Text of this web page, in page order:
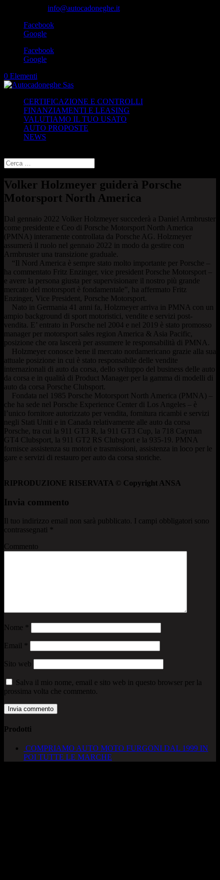
info@autocadoneghe.it
Facebook
Google
Facebook
Google
0 Elementi
CERTIFICAZIONE E CONTROLLI
FINANZIAMENTI E LEASING
VALUTIAMO IL TUO USATO
AUTO PROPOSTE
NEWS
Volker Holzmeyer guiderà Porsche
Motorsport North America
Dal gennaio 2022 Volker Holzmeyer succederà a Daniel Armbruster
come presidente e Ceo di Porsche Motorsport North America
(PMNA) interamente controllata da Porsche AG. Holzmeyer
assumerà il ruolo nel gennaio 2022 in modo da gestire con
Armbruster una transizione graduale.
“Il Nord America è sempre stato molto importante per Porsche –
ha commentato Fritz Enzinger, vice president Porsche Motorsport –
e avere la persona giusta per supervisionare il nostro più grande
mercato del motorsport è fondamentale”, ha affermato Fritz
Enzinger, Vice President, Porsche Motorsport.
Nato in Germania 41 anni fa, Holzmeyer arriva in PMNA con un
ampio background di sport motoristici, vendite e servizi post-
vendita. E’ entrato in Porsche nel 2004 e nel 2019 è stato promosso
manager per motorsport sales region America & Asia Pacific,
posizione che ora lascerà per assumere le responsabilità di PMNA.
Holzmeyer conosce bene il mercato nordamericano grazie alla sua
attuale posizione in cui è stato responsabile delle vendite
internazionali di auto da corsa, dello sviluppo del business delle auto
da corsa e in qualità di Product Manager per la gamma di modelli di
auto da corsa Porsche Clubsport.
Fondata nel 1985 Porsche Motorsport North America (PMNA) –
che ha sede nel Porsche Experience Center di Los Angeles – è
l’unico fornitore autorizzato per vendita, fornitura ricambi e servizi
negli Stati Uniti e in Canada relativamente alle auto da corsa
Porsche, tra cui la 911 GT3 R, la 911 GT3 Cup, la 718 Cayman
GT4 Clubsport, la 911 GT2 RS Clubsport e la 935-19. PMNA
fornisce assistenza su motori e trasmissioni, assistenza in loco per le
gare e servizi di restauro per auto da corsa storiche.
RIPRODUZIONE RISERVATA © Copyright ANSA
Invia commento
Il tuo indirizzo email non sarà pubblicato.
I campi obbligatori sono
contrassegnati
Commento
Nome
Email
Sito web
Salva il mio nome, email e sito web in questo browser per la
prossima volta che commento.
Prodotti
COMPRIAMO AUTO MOTO FURGONI DAL 1999 IN
POI TUTTE LE MARCHE